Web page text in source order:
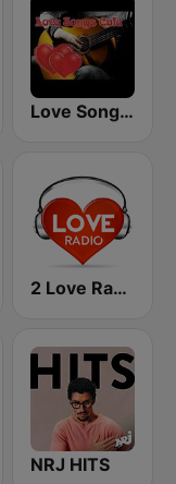
Love Songs Cafe
2 Love Radio
NRJ HITS